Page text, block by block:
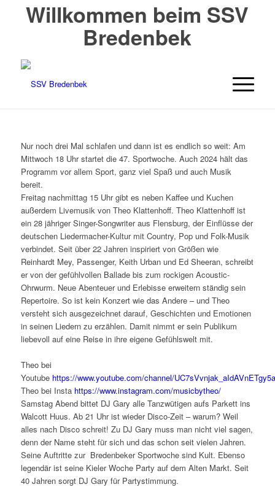
Willkommen beim SSV
Bredenbek
Nur noch drei Mal schlafen und dann ist es endlich so weit: Am
Mittwoch 18 Uhr startet die 47. Sportwoche. Auch 2024 hält das
Programm vor allem Sport, ganz viel Spaß und auch Musik
bereit.
Freitag nachmittag 15 Uhr gibt es neben Kaffee und Kuchen
außerdem Livemusik von Theo Klattenhoff. Theo Klattenhoff ist
ein 28 jähriger Singer-Songwriter aus Flensburg, der Einflüsse der
deutschen Liedermacher-Kultur mit Country, Pop und Folk-Musik
verbindet. Seit über 22 Jahren inspiriert von Größen wie
Reinhardt Mey, Passenger, Keith Urban und Ed Sheeran, schreibt
er von der gefühlvollen Ballade bis zum rockigen Acoustic-
Ohrwurm. Neue Abenteuer und Erlebisse erweitern ständig sein
Repertoire. So ist kein Konzert wie das Andere – und Theo
versteht sich ausgezeichnet darauf, Geschichten und Emotionen
in seinen Liedern zu erzählen. Damit nimmt er sein Publikum
liebevoll auf eine Reise in ihre eigene Gefühlswelt mit. ​
Theo bei
Youtube https://www.youtube.com/channel/
Theo bei Insta https://www.instagram.com/musicbytheo/
Samstag Abend bittet DJ Gary alle Tanzwütigen aufs Parkett ins
Walcott Huus. Ab 21 Uhr ist wieder Disco-Zeit – warum? Weil
alles nach Disco schreit! Zu DJ Gary muss man nicht viel sagen,
denn der Name steht für sich und das schon seit vielen Jahren.
Seine Auftritte zur Bredenbeker Sportwoche sind Kult. Ebenso
legendär ist seine Kieler Woche Party auf dem Alten Markt. Seit
40 Jahren sorgt DJ Gary für Partystimmung.